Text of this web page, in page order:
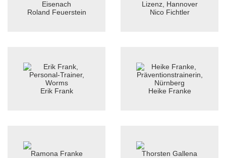
Roland Feuerstein Nico Fichtler
Erik Frank Heike Franke
Ramona Franke Thorsten Gallena